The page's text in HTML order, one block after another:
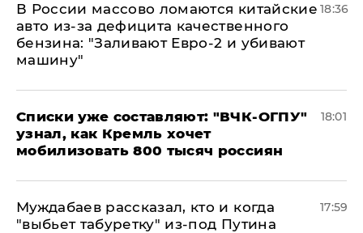
В России массово ломаются китайские
авто из-за дефицита качественного
бензина: "Заливают Евро-2 и убивают
машину"
18:36
Списки уже составляют: "ВЧК-ОГПУ"
узнал, как Кремль хочет
мобилизовать 800 тысяч россиян
18:01
Муждабаев рассказал, кто и когда
"выбьет табуретку" из-под Путина
17:59